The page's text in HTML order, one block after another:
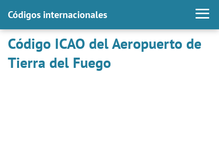
Códigos internacionales
Código ICAO del Aeropuerto de
Tierra del Fuego